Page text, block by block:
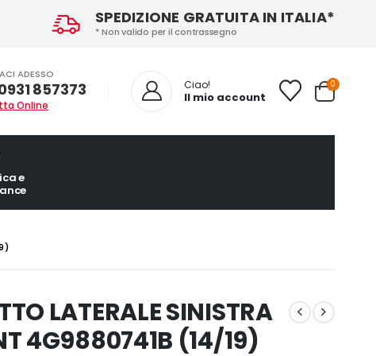
SPEDIZIONE GRATUITA IN ITALIA*
* Non valido per il contrassegno
ADESSO
857373
Online
Ciao!
Il mio account
0
e
LATERALE SINISTRA
4G9880741B (14/19)